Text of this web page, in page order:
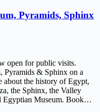
Pyramids, Sphinx
open for public visits.
Pyramids & Sphinx on a
the history of Egypt,
the Sphinx, the Valley
Egyptian Museum. Book…